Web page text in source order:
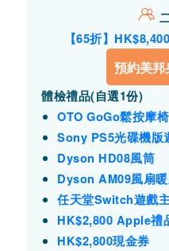
【65折】
預約美邦
體檢禮品(自選1份)
OTO GoGo鬆按摩椅
Sony PS5光碟機版
Dyson HD08風筒
Dyson AM09風扇
任天堂Switch遊戲
HK$2,800 Apple禮
HK$2,800現金券